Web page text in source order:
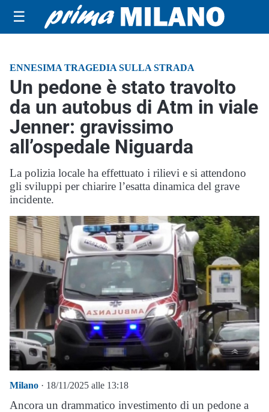
☰
ENNESIMA TRAGEDIA SULLA STRADA
Un pedone è stato travolto
da un autobus di Atm in viale
Jenner: gravissimo
all’ospedale Niguarda
La polizia locale ha effettuato i rilievi e si attendono
gli sviluppi per chiarire l’esatta dinamica del grave
incidente.
Milano · 18/11/2025 alle 13:18
Ancora un drammatico investimento di un pedone a